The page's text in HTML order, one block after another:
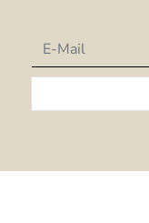
Newsletter